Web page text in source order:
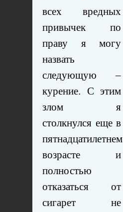
всех вредных
привычек по
праву я могу
назвать
следующую –
курение. С этим
злом я
столкнулся еще в
пятнадцатилетнем
возрасте и
полностью
отказаться от
сигарет не